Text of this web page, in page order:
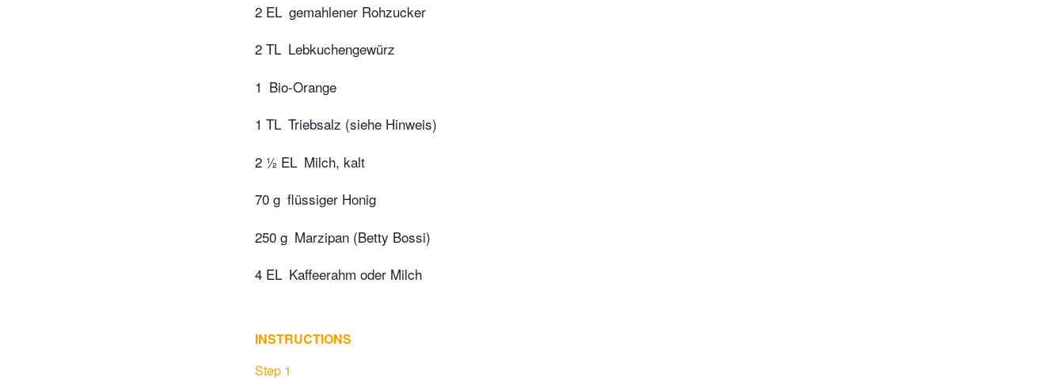
2 EL gemahlener Rohzucker
2 TL Lebkuchengewürz
1 Bio-Orange
1 TL Triebsalz (siehe Hinweis)
2 ½ EL Milch, kalt
70 g flüssiger Honig
250 g Marzipan (Betty Bossi)
4 EL Kaffeerahm oder Milch
INSTRUCTIONS
Step 1